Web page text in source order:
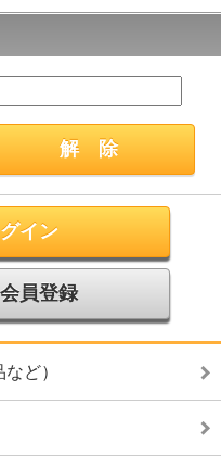
イン
員登録
ど）